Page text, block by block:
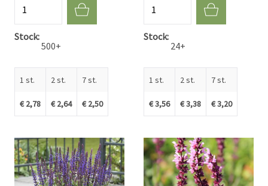
Stock
500+
1 st.
€ 2,78
2 st.
€ 2,64
7 st.
€ 2,50
Stock
24+
1 st.
€ 3,56
2 st.
€ 3,38
7 st.
€ 3,20